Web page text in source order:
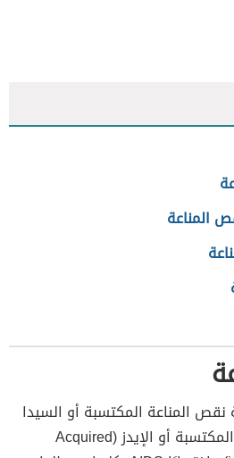
المناعة
نقص المناعة المكتسبة أو السيدا
أو أو نحت تناذر نقص المناعة المكتسبة أو الإيدز (Acquired